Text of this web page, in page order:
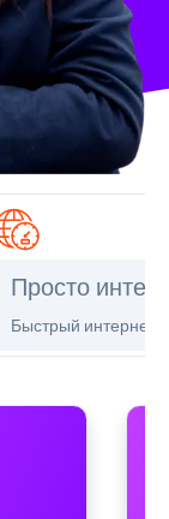
Просто
Быстрый интернет